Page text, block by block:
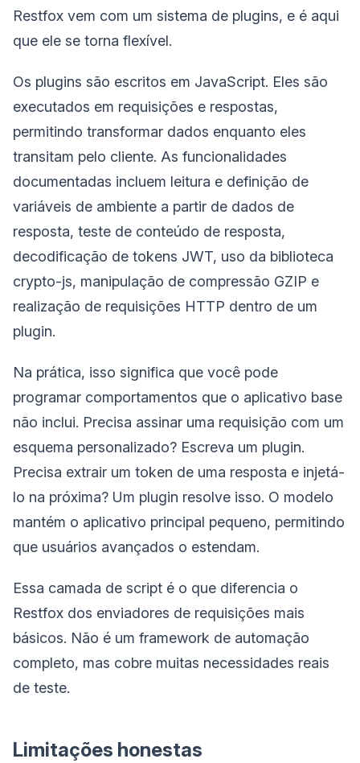
Restfox vem com um sistema de plugins, e é aqui
que ele se torna flexível.
Os plugins são escritos em JavaScript. Eles são
executados em requisições e respostas,
permitindo transformar dados enquanto eles
transitam pelo cliente. As funcionalidades
documentadas incluem leitura e definição de
variáveis de ambiente a partir de dados de
resposta, teste de conteúdo de resposta,
decodificação de tokens JWT, uso da biblioteca
crypto-js, manipulação de compressão GZIP e
realização de requisições HTTP dentro de um
plugin.
Na prática, isso significa que você pode
programar comportamentos que o aplicativo base
não inclui. Precisa assinar uma requisição com um
esquema personalizado? Escreva um plugin.
Precisa extrair um token de uma resposta e injetá-
lo na próxima? Um plugin resolve isso. O modelo
mantém o aplicativo principal pequeno, permitindo
que usuários avançados o estendam.
Essa camada de script é o que diferencia o
Restfox dos enviadores de requisições mais
básicos. Não é um framework de automação
completo, mas cobre muitas necessidades reais
de teste.
Limitações honestas